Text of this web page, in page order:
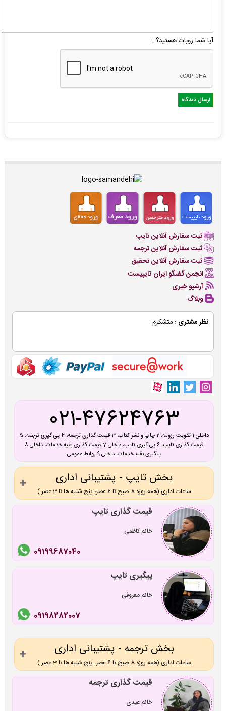
آیا شما روبات هستید؟ :
ثبت سفارش آنلاین تایپ
ثبت سفارش آنلاین ترجمه
ثبت سفارش آنلاین تحقیق
انجمن گفتگو ایران تایپیست
آرشیو خبری
وبلاگ
نظر مشتری : متشکرم
021-47624763
داخلی 1 تقویت رزومه، 2 چاپ و نشر کتاب، 3 قیمت گذاری ترجمه، 4 پی گیری ترجمه، 5
قیمت گذاری تایپ، 6 پی گیری تایپ، داخلی 7 قیمت گذاری بقیه خدمات، داخلی 8
پیگیری بقیه خدمات، داخلی 9 روابط عمومی
بخش تایپ - پشتیبانی اداری
ساعات اداری (همه روزه 8 صبح تا 6 عصر، پنج شنبه ها تا 3 عصر )
قیمت گذاری تایپ
خانم کاظمی
09199687040
پیگیری تایپ
خانم معروفی
09198282007
بخش ترجمه - پشتیبانی اداری
ساعات اداری (همه روزه 8 صبح تا 6 عصر، پنج شنبه ها تا 3 عصر )
قیمت گذاری ترجمه
خانم عیدی